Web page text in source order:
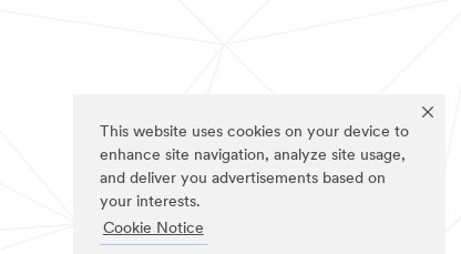
This website uses cookies on your device to
enhance site navigation, analyze site usage,
and deliver you advertisements based on
your interests.
Cookie Notice